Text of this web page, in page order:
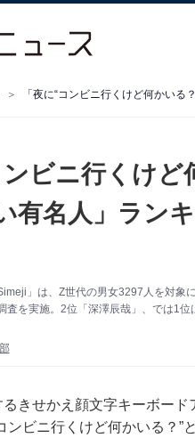
ンビニ行くけ
有名人」ラン
」は、Z世代の男女3297人を対象
査を実施。2位「深澤辰哉」、では1
きせかえ顔文字キーボー
ンビニ行くけど何かいる？